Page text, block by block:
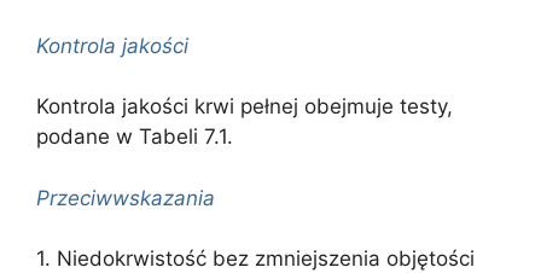
Kontrola jakości
Kontrola jakości krwi pełnej obejmuje testy,
podane w Tabeli 7.1.
Przeciwwskazania
1. Niedokrwistość bez zmniejszenia objętości